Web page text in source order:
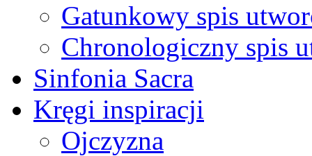
Gatunkowy spis
Chronologiczny spis
Sinfonia Sacra
Kręgi inspiracji
Ojczyzna